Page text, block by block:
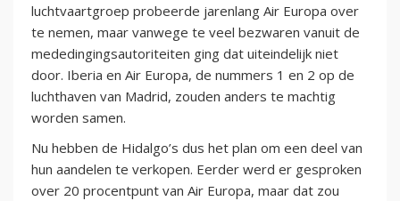
luchtvaartgroep probeerde jarenlang Air Europa over
te nemen, maar vanwege te veel bezwaren vanuit de
mededingingsautoriteiten ging dat uiteindelijk niet
door. Iberia en Air Europa, de nummers 1 en 2 op de
luchthaven van Madrid, zouden anders te machtig
worden samen.
Nu hebben de Hidalgo’s dus het plan om een deel van
hun aandelen te verkopen. Eerder werd er gesproken
over 20 procentpunt van Air Europa, maar dat zou